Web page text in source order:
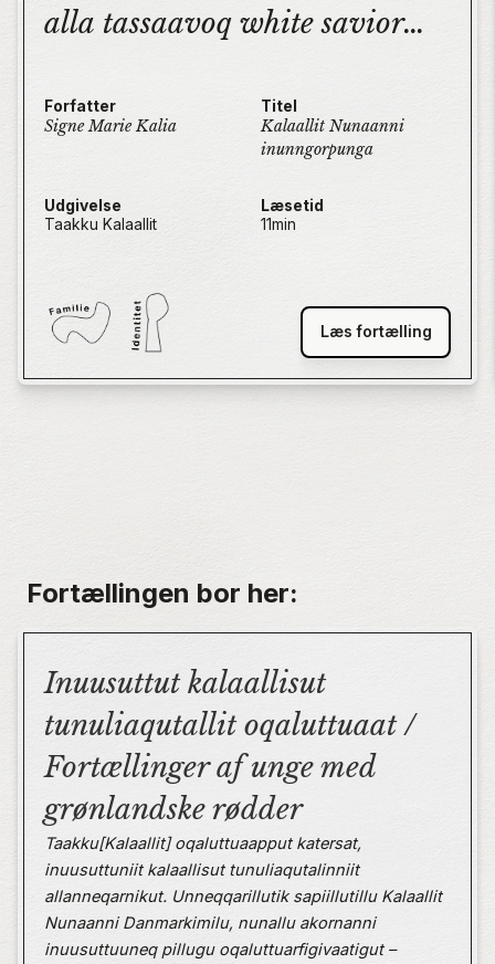
alla tassaavoq white savior
Forfatter
Signe Marie Kalia
Titel
Kalaallit Nunaanni
inunngorpunga
Udgivelse
Taakku Kalaallit
Læsetid
11min
Læs fortælling
Fortællingen bor her:
Inuusuttut kalaallisut
tunuliaqutallit oqaluttuaat /
Fortællinger af unge med
grønlandske rødder
Taakku[Kalaallit] oqaluttuaapput katersat,
inuusuttuniit kalaallisut tunuliaqutalinniit
allanneqarnikut. Unneqqarillutik sapiillutillu Kalaallit
Nunaanni Danmarkimilu, nunallu akornanni
inuusuttuuneq pillugu oqaluttuarfigivaatigut –